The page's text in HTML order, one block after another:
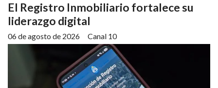
El Registro Inmobiliario fortalece su
liderazgo digital
Canal 10
06 de agosto de 2026